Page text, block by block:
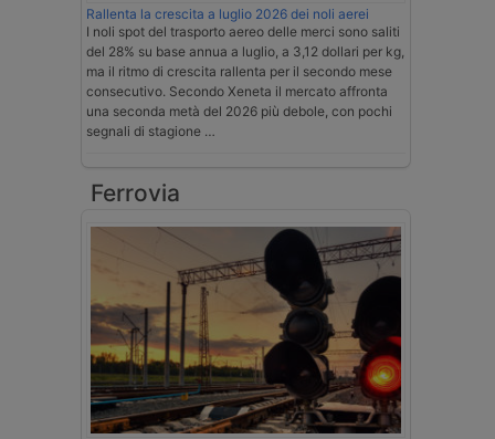
Rallenta la crescita a luglio 2026 dei noli aerei
I noli spot del trasporto aereo delle merci sono saliti
del 28% su base annua a luglio, a 3,12 dollari per kg,
ma il ritmo di crescita rallenta per il secondo mese
consecutivo. Secondo Xeneta il mercato affronta
una seconda metà del 2026 più debole, con pochi
segnali di stagione …
Ferrovia